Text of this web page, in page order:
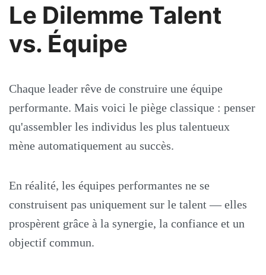
Le Dilemme Talent
vs. Équipe
Chaque leader rêve de construire une équipe
performante. Mais voici le piège classique : penser
qu'assembler les individus les plus talentueux
mène automatiquement au succès.
En réalité, les équipes performantes ne se
construisent pas uniquement sur le talent — elles
prospèrent grâce à la synergie, la confiance et un
objectif commun.